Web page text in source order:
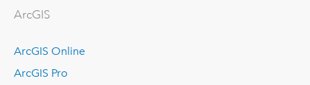
ArcGIS
ArcGIS Online
ArcGIS Pro